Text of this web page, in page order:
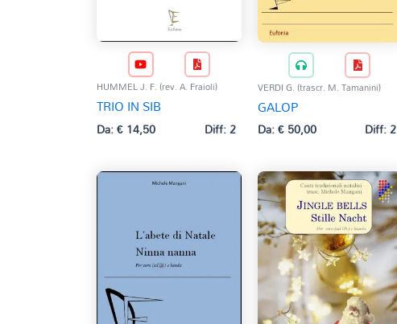
HUMMEL J. F. (rev. A. Fraioli)
TRIO IN SIB
Da:€14,50 Diff: 2
VERDI G. (trascr. M. Tamanini)
GALOP
Da:€50,00 Diff: 2